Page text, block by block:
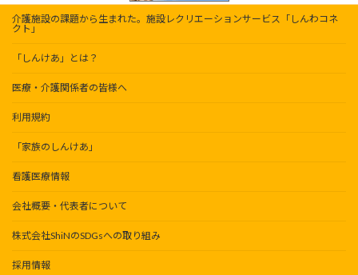
介護施設の課題から生まれた。施設レクリエーションサービス「しんわコネ
クト」
「しんけあ」とは？
医療・介護関係者の皆様へ
利用規約
「家族のしんけあ」
看護医療情報
会社概要・代表者について
株式会社ShiNのSDGsへの取り組み
採用情報